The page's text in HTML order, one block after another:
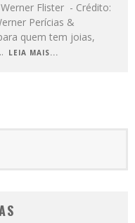
Flister - Crédito:
Perícias &
quem tem joias,
LEIA MAIS...